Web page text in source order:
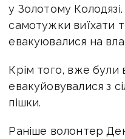
у Золотому
самотужки виїхати
евакуювалися на
Крім того, вже були
евакуйовувалися з
пішки.
Раніше волонтер